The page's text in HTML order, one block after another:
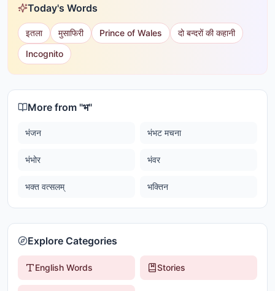
Today's Words
इतला मुसाफिरी Prince of Wales
दो बन्दरों की कहानी
Incognito
More from "भ"
भंजन भंभट मचना
भंभोर भंवर
भक्त वत्सलम् भक्तिन
Explore Categories
English Words Stories